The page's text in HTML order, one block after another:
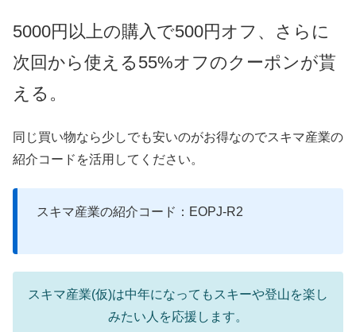
5000円以上の購入で500円オフ、さらに
次回から使える55%オフのクーポンが貰
える。
同じ買い物なら少しでも安いのがお得なのでスキマ産業の
紹介コードを活用してください。
スキマ産業の紹介コード：EOPJ-R2
スキマ産業(仮)は中年になってもスキーや登山を楽し
みたい人を応援します。